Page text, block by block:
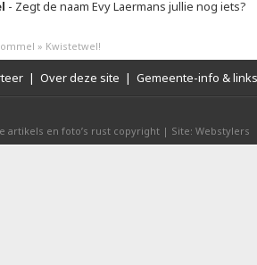
- Zegt de naam Evy Laermans jullie nog iets?
» Kwistetwel!
| Over deze site | Gemeente-info & links
artikels en foto’s rust copyright | Site: Webstylers